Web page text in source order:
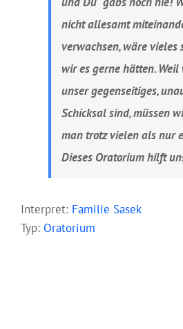
nicht allesamt
verwachsen, wäre vieles
wir es gerne hätten.
unser gegenseitiges,
Schicksal sind, müssen
man trotz vielen als nur
Dieses Oratorium hilft
Interpret: Familie Sasek
Typ: Oratorium